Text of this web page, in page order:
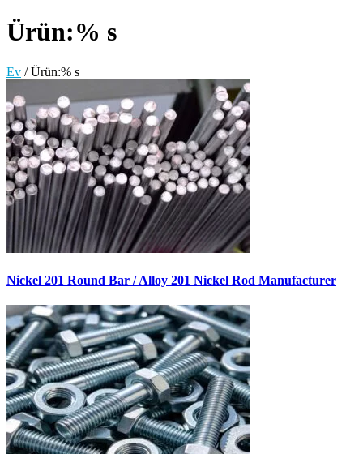
Ürün:% s
Ev /Ürün:% s
Nickel 201 Round Bar / Alloy 201 Nickel Rod Manufacturer